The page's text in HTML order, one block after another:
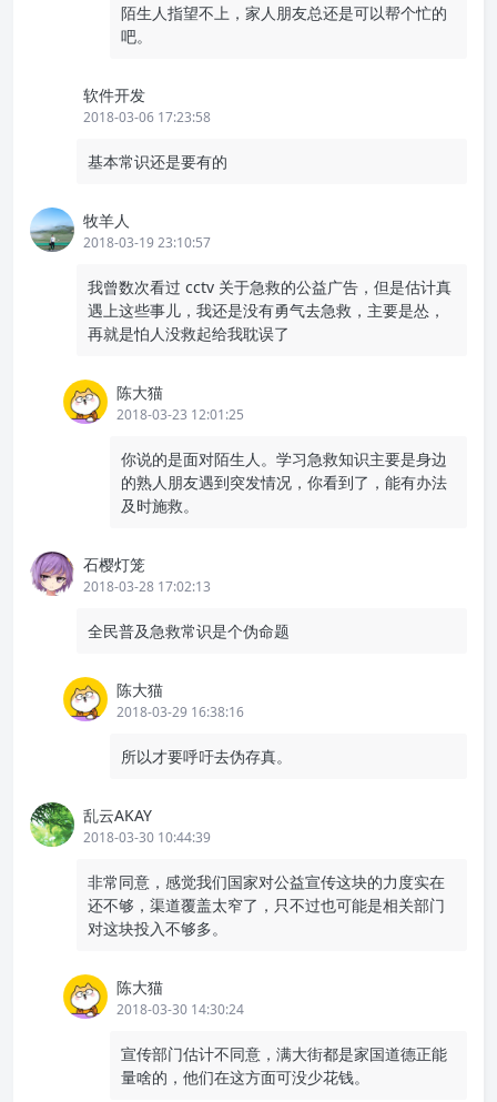
陌生人指望不上，家人朋友总还是可以帮个忙的
吧。
软件开发
2018-03-06 17:23:58
基本常识还是要有的
牧羊人
2018-03-19 23:10:57
我曾数次看过 cctv 关于急救的公益广告，但是估计真
遇上这些事儿，我还是没有勇气去急救，主要是怂，
再就是怕人没救起给我耽误了
陈大猫
2018-03-23 12:01:25
你说的是面对陌生人。学习急救知识主要是身边
的熟人朋友遇到突发情况，你看到了，能有办法
及时施救。
石樱灯笼
2018-03-28 17:02:13
全民普及急救常识是个伪命题
陈大猫
2018-03-29 16:38:16
所以才要呼吁去伪存真。
乱云AKAY
2018-03-30 10:44:39
非常同意，感觉我们国家对公益宣传这块的力度实在
还不够，渠道覆盖太窄了，只不过也可能是相关部门
对这块投入不够多。
陈大猫
2018-03-30 14:30:24
宣传部门估计不同意，满大街都是家国道德正能
量啥的，他们在这方面可没少花钱。